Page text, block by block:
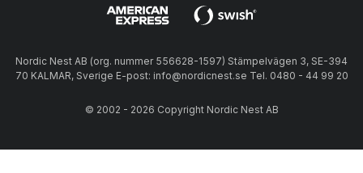
Nordic Nest AB (org. nummer 556628-1597) Stämpelvägen 3, SE-394
70 KALMAR, Sverige E-post: info@nordicnest.se Tel. 0480 - 44 99 20
© 2002 - 2026 Copyright Nordic Nest AB